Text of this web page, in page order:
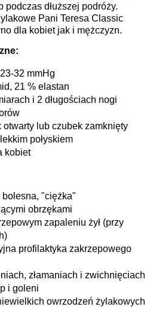
podczas dłuższej podróży.
Pani Teresa Classic
dla kobiet jak i mężczyzn.
32 mmHg
21 % elastan
i 2 długościach nogi
otwarty lub czubek zamknięty
połyskiem
kobiet
"ciężka"
obrzękami
zapaleniu żył (przy
profilaktyka zakrzepowego
złamaniach i zwichnięciach
i goleni
owrzodzeń żylakowych